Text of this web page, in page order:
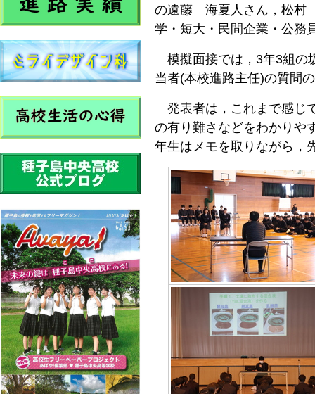
の遠藤 海夏人さん，松村
学・短大・民間企業・公務
模擬面接では，3年3組
当者(本校進路主任)の質問
発表者は，これまで感じ
の有り難さなどをわかりや
年生はメモを取りながら，